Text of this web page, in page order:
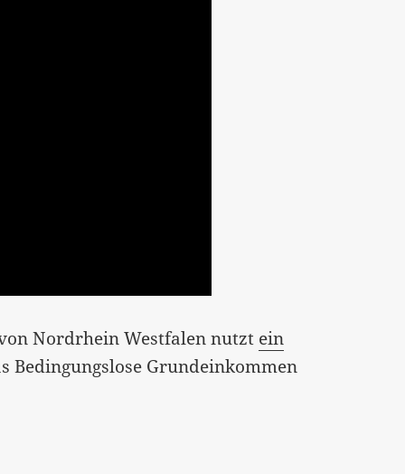
Nordrhein Westfalen nutzt ein
Grundeinkommen